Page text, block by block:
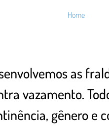
Home»
as
vazamento.
gênero e